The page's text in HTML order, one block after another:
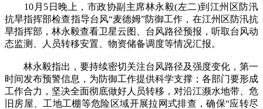
10月5日晚上，市政协副主席林永毅(左二)到江州区防汛
抗旱指挥部检查指导台风“麦德姆”防御工作，在江州区防汛抗
旱指挥部，林永毅查看卫星云图、台风路径预报，听取台风动
态监测、人员转移安置、物资储备调度等情况汇报。
林永毅指出，要持续密切关注台风路径及强度变化，第一
时间发布预警信息，为防御工作提供科学支撑；各部门要形成
工作合力，坚决全面彻底做好人员转移，对沿江濒水地带、危
旧房屋、工地工棚等危险区域开展拉网式排查，确保“应转尽